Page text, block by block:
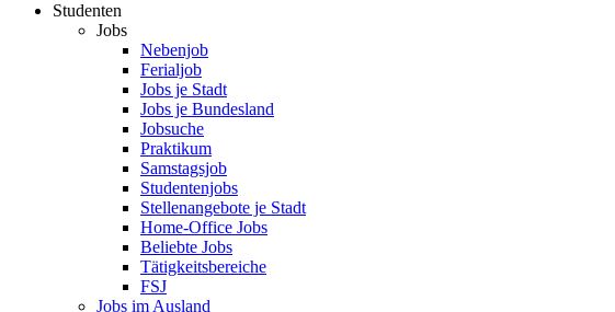
Studenten
Jobs
Nebenjob
Ferialjob
Jobs je Stadt
Jobs je Bundesland
Jobsuche
Praktikum
Samstagsjob
Studentenjobs
Stellenangebote je Stadt
Home-Office Jobs
Beliebte Jobs
Tätigkeitsbereiche
FSJ
Jobs im Ausland